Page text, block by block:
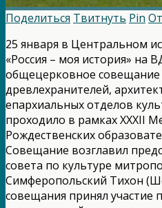
Поделиться Твитнуть Pin
25 января в Центральном
«Россия – моя история» на
общецерковное совещание
древлехранителей,
епархиальных отделов
проходило в рамках XXXII
Рождественских
Совещание возглавил
совета по культуре
Симферопольский Тихон
совещания принял участие